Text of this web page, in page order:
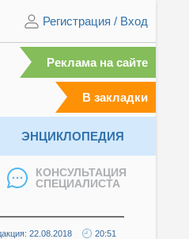
Регистрация / Вход
Реклама на сайте
В закладки
ЭНЦИКЛОПЕДИЯ
КОНСУЛЬТАЦИЯ
СПЕЦИАЛИСТА
22.08.2018 20:51